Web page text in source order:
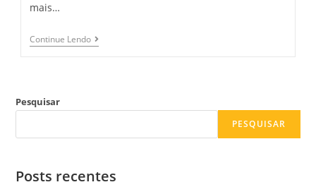
mais…
Continue Lendo
Pesquisar
PESQUISAR
Posts recentes